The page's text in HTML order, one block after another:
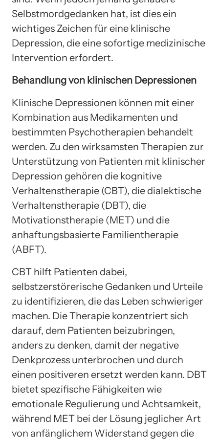
Selbstmordgedanken hat, ist dies ein
wichtiges Zeichen für eine klinische
Depression, die eine sofortige medizinische
Intervention erfordert.
Behandlung von klinischen Depressionen
Klinische Depressionen können mit einer
Kombination aus Medikamenten und
bestimmten Psychotherapien behandelt
werden. Zu den wirksamsten Therapien zur
Unterstützung von Patienten mit klinischer
Depression gehören die kognitive
Verhaltenstherapie (CBT), die dialektische
Verhaltenstherapie (DBT), die
Motivationstherapie (MET) und die
anhaftungsbasierte Familientherapie
(ABFT).
CBT hilft Patienten dabei,
selbstzerstörerische Gedanken und Urteile
zu identifizieren, die das Leben schwieriger
machen. Die Therapie konzentriert sich
darauf, dem Patienten beizubringen,
anders zu denken, damit der negative
Denkprozess unterbrochen und durch
einen positiveren ersetzt werden kann. DBT
bietet spezifische Fähigkeiten wie
emotionale Regulierung und Achtsamkeit,
während MET bei der Lösung jeglicher Art
von anfänglichem Widerstand gegen die